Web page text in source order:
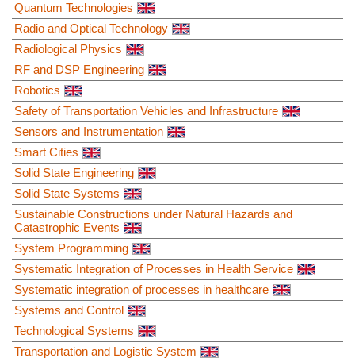
Quantum Technologies
Radio and Optical Technology
Radiological Physics
RF and DSP Engineering
Robotics
Safety of Transportation Vehicles and Infrastructure
Sensors and Instrumentation
Smart Cities
Solid State Engineering
Solid State Systems
Sustainable Constructions under Natural Hazards and
Catastrophic Events
System Programming
Systematic Integration of Processes in Health Service
Systematic integration of processes in healthcare
Systems and Control
Technological Systems
Transportation and Logistic System